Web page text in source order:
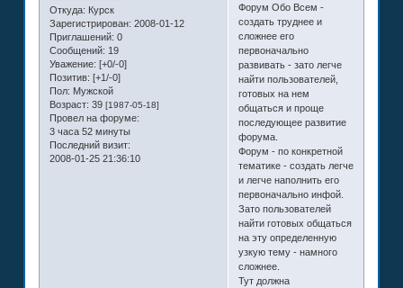
Откуда: Курск
Зарегистрирован: 2008-01-12
Приглашений: 0
Сообщений: 19
Уважение: [+0/-0]
Позитив: [+1/-0]
Пол: Мужской
Возраст: 39 [1987-05-18]
Провел на форуме:
3 часа 52 минуты
Последний визит:
2008-01-25 21:36:10
Форум Обо Всем -
создать труднее и
сложнее его
первоначально
развивать - зато легче
найти пользователей,
готовых на нем
общаться и проще
последующее развитие
форума.
Форум - по конкретной
тематике - создать легче
и легче наполнить его
первоначально инфой.
Зато пользователей
найти готовых общаться
на эту определенную
узкую тему - намного
сложнее.
Тут должна